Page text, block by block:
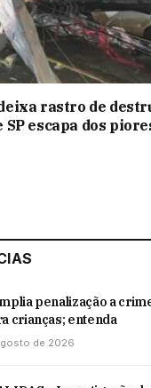
rastro de
SP escapa dos
penalização a
crianças; entenda
de 2026